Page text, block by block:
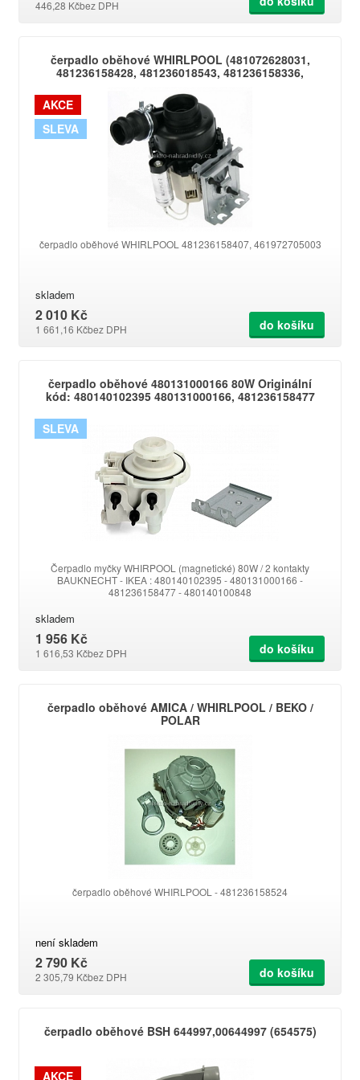
446,28 Kčbez DPH
čerpadlo oběhové WHIRLPOOL (481072628031,
481236158428, 481236018543, 481236158336,
AKCE
SLEVA
čerpadlo oběhové WHIRLPOOL 481236158407, 461972705003
skladem
2 010 Kč
1 661,16 Kčbez DPH do košíku
čerpadlo oběhové 480131000166 80W Originální
kód: 480140102395 480131000166, 481236158477
SLEVA
Čerpadlo myčky WHIRPOOL (magnetické) 80W / 2 kontakty
BAUKNECHT - IKEA : 480140102395 - 480131000166 -
481236158477 - 480140100848
skladem
1 956 Kč
1 616,53 Kčbez DPH do košíku
čerpadlo oběhové AMICA / WHIRLPOOL / BEKO /
POLAR
čerpadlo oběhové WHIRLPOOL - 481236158524
není skladem
2 790 Kč
2 305,79 Kčbez DPH do košíku
čerpadlo oběhové BSH 644997,00644997 (654575)
AKCE